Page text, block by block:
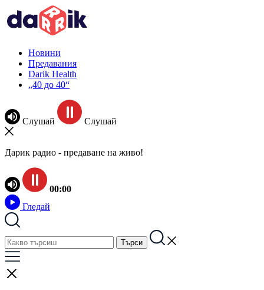
Новини
Предавания
Darik Health
„40 до 40“
Слушай Слушай
Дарик радио - предаване на живо!
00:00
Гледай